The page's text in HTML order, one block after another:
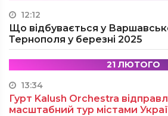
12:12
Що відбувається у
Тернополя у березні 2025
21 ЛЮТОГО
13:34
Гурт Kalush Orchestra
масштабний тур містами